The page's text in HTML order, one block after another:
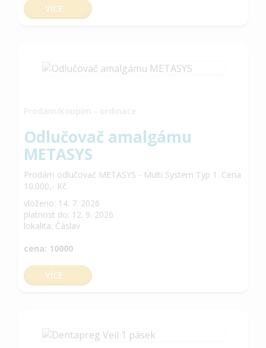
VÍCE
Odlučovač amalgámu
METASYS
Prodám odlučovač METASYS - Multi System Typ 1. Cena
10.000,- Kč.
vloženo: 14. 7. 2026
platnost do: 12. 9. 2026
lokalita: Čáslav
cena: 10000
VÍCE